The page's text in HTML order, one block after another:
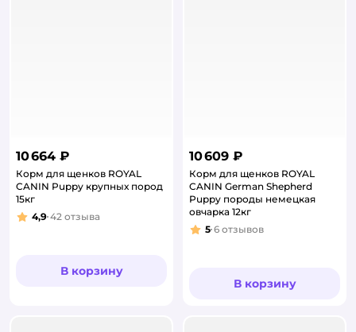
10 664 ₽
Корм для щенков ROYAL
CANIN Puppy крупных пород
15кг
Рейтинг:
4,9 42 отзыва
В корзину
10 609 ₽
Корм для щенков ROYAL
CANIN German Shepherd
Puppy породы немецкая
овчарка 12кг
Рейтинг:
5 6 отзывов
В корзину